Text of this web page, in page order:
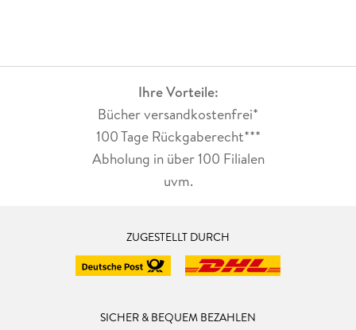
Ihre Vorteile:
Bücher versandkostenfrei*
100 Tage Rückgaberecht***
Abholung in über 100 Filialen
uvm.
ZUGESTELLT DURCH
SICHER & BEQUEM BEZAHLEN